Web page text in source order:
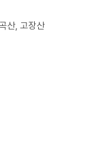
산, 고장산